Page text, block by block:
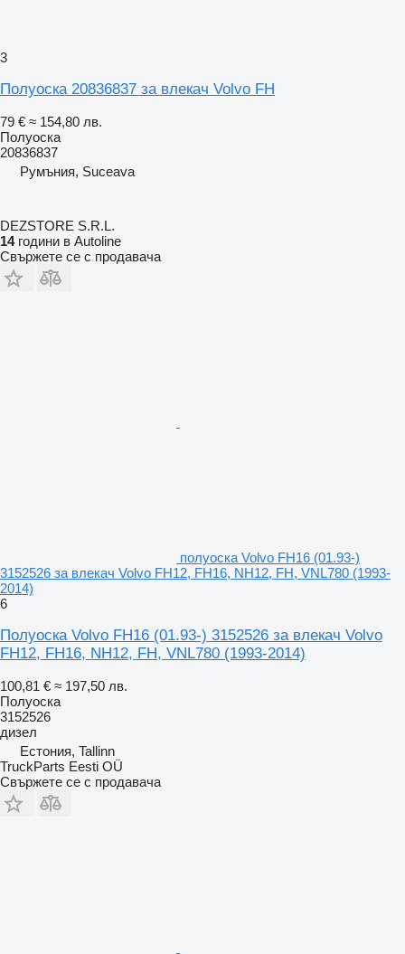
3
Полуоска 20836837 за влекач Volvo FH
79 € ≈ 154,80 лв.
Полуоска
20836837
Румъния, Suceava
DEZSTORE S.R.L.
14години в Autoline
Свържете се с продавача
полуоска Volvo FH16 (01.93-)
3152526 за влекач Volvo FH12, FH16, NH12, FH, VNL780 (1993-
2014)
6
Полуоска Volvo FH16 (01.93-) 3152526 за влекач Volvo
FH12, FH16, NH12, FH, VNL780 (1993-2014)
100,81 € ≈ 197,50 лв.
Полуоска
3152526
дизел
Естония, Tallinn
TruckParts Eesti OÜ
Свържете се с продавача